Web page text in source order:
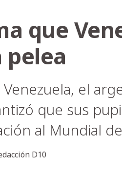
que
pelea
el
que sus
al Mundial
D10